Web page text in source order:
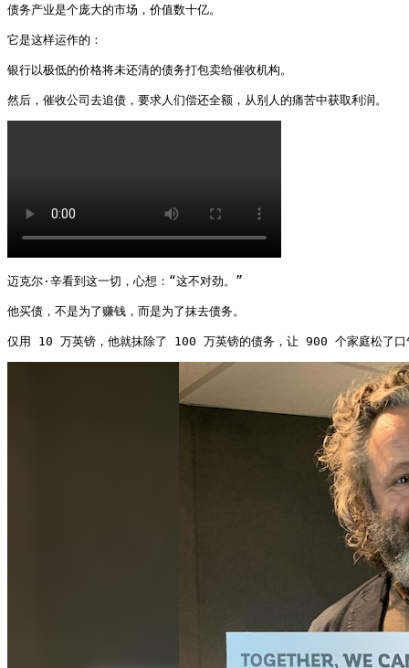
债务产业是个庞大的市场，价值数十亿。
它是这样运作的：
银行以极低的价格将未还清的债务打包卖给催收机构。
然后，催收公司去追债，要求人们偿还全额，从别人的痛苦中获取利润。
迈克尔·辛看到这一切，心想：“这不对劲。”
他买债，不是为了赚钱，而是为了抹去债务。
仅用 10 万英镑，他就抹除了 100 万英镑的债务，让 900 个家庭松了